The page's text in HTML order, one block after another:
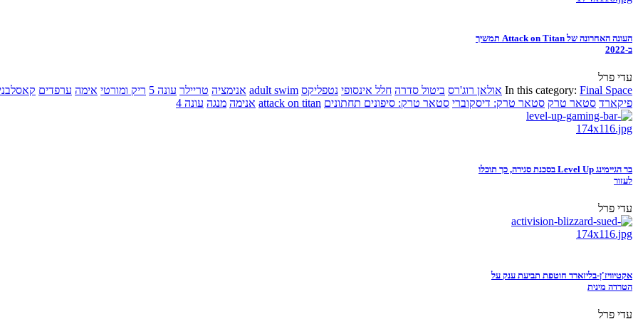
העונה האחרונה של Attack on Titan תמשיך
ב-2022
עדי פרל
In this category: Final Space אולאן רוג'רס ביטול סדרה חלל אינסופי נטפליקס adult swim אנימציה טריילר עונה 5 ריק ומורטי אימה ערפדים
פיקארד סטאר טרק סטאר טרק: דיסקוברי סטאר טרק: סיפונים תחתונים attack on titan אנימה מנגה עונה 4
בר הגיימינג Level Up בסכנת סגירה, כך תוכלו
לעזור
עדי פרל
אקטיוויז'ן-בליזארד חוטפת תביעת ענק על
הטרדה מינית
עדי פרל